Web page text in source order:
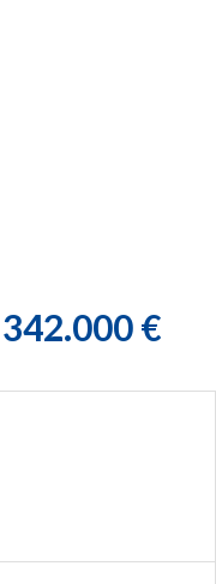
342.000 €